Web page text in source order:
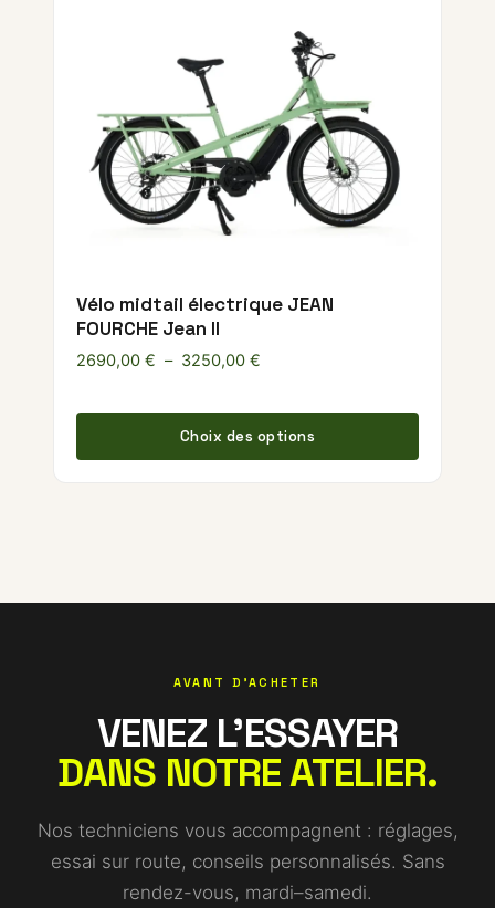
Vélo midtail électrique JEAN
FOURCHE Jean II
2690,00 € – 3250,00 €
Choix des options
Ce
AVANT D'ACHETER
VENEZ L'ESSAYER
DANS NOTRE ATELIER.
Nos techniciens vous accompagnent : réglages,
essai sur route, conseils personnalisés. Sans
rendez-vous, mardi–samedi.